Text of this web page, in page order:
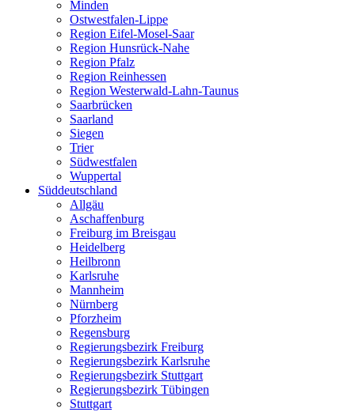
Minden
Ostwestfalen-Lippe
Region Eifel-Mosel-Saar
Region Hunsrück-Nahe
Region Pfalz
Region Reinhessen
Region Westerwald-Lahn-Taunus
Saarbrücken
Saarland
Siegen
Trier
Südwestfalen
Wuppertal
Süddeutschland
Allgäu
Aschaffenburg
Freiburg im Breisgau
Heidelberg
Heilbronn
Karlsruhe
Mannheim
Nürnberg
Pforzheim
Regensburg
Regierungsbezirk Freiburg
Regierungsbezirk Karlsruhe
Regierungsbezirk Stuttgart
Regierungsbezirk Tübingen
Stuttgart